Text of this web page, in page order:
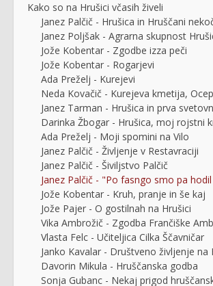
Kako so na Hrušici včasih živeli
Janez Palčič - Hrušica in Hruščani
Janez Poljšak - Agrarna skupnost
Jože Kobentar - Zgodbe izza peči
Jože Kobentar - Rogarjevi
Ada Preželj - Kurejevi
Neda Kovačič - Kurejeva kmetija,
Janez Tarman - Hrušica in prva
Darinka Žbogar - Hrušica, moj rojstni
Ada Preželj - Moji spomini na Vilo
Janez Palčič - Življenje v Restavraciji
Janez Palčič - Šiviljstvo Palčič
Janez Palčič - "Po fasngo smo pa
Jože Kobentar - Kruh, pranje in še kaj
Jože Pajer - O gostilnah na Hrušici
Vika Ambrožič - Zgodba Frančiške
Vlasta Felc - Učiteljica Cilka Ščavničar
Janko Kavalar - Društveno življenje na
Davorin Mikula - Hruščanska godba
Sonja Gubanc - Nekaj prigod